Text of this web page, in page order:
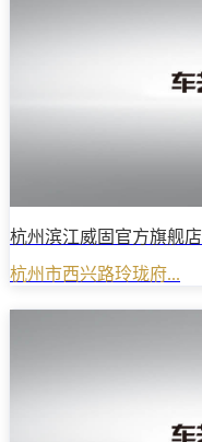
杭州滨江威固官方旗舰店
杭州市西兴路玲珑府...